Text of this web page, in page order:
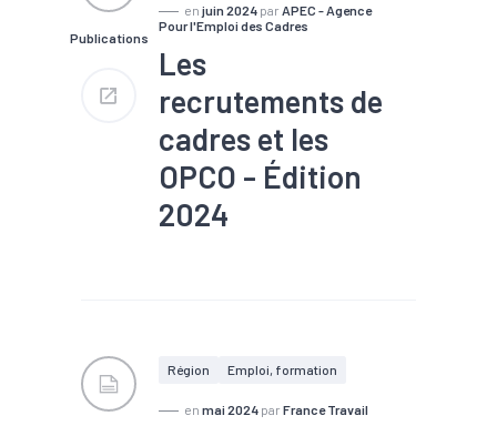
Publications
en juin 2024 par APEC - Agence
Pour l'Emploi des Cadres
Les
recrutements de
cadres et les
OPCO - Édition
2024
Région Emploi, formation
en mai 2024 par France Travail